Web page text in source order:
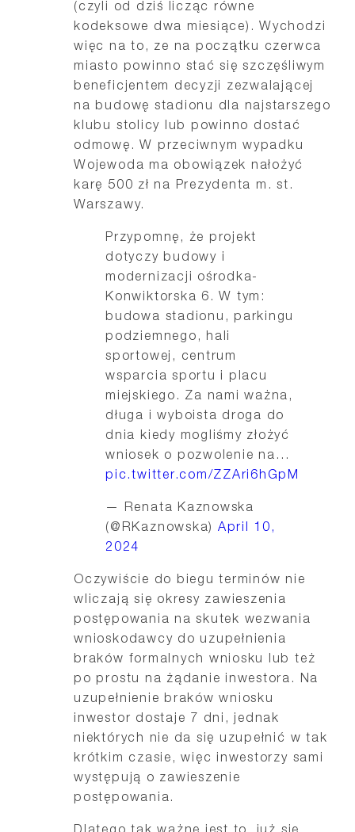
(czyli od dziś licząc równe
kodeksowe dwa miesiące). Wychodzi
więc na to, ze na początku czerwca
miasto powinno stać się szczęśliwym
beneficjentem decyzji zezwalającej
na budowę stadionu dla najstarszego
klubu stolicy lub powinno dostać
odmowę. W przeciwnym wypadku
Wojewoda ma obowiązek nałożyć
karę 500 zł na Prezydenta m. st.
Warszawy.
Przypomnę, że projekt
dotyczy budowy i
modernizacji ośrodka-
Konwiktorska 6. W tym:
budowa stadionu, parkingu
podziemnego, hali
sportowej, centrum
wsparcia sportu i placu
miejskiego. Za nami ważna,
długa i wyboista droga do
dnia kiedy mogliśmy złożyć
wniosek o pozwolenie na…
pic.twitter.com/ZZAri6hGpM
— Renata Kaznowska
(@RKaznowska) April 10,
2024
Oczywiście do biegu terminów nie
wliczają się okresy zawieszenia
postępowania na skutek wezwania
wnioskodawcy do uzupełnienia
braków formalnych wniosku lub też
po prostu na żądanie inwestora. Na
uzupełnienie braków wniosku
inwestor dostaje 7 dni, jednak
niektórych nie da się uzupełnić w tak
krótkim czasie, więc inwestorzy sami
występują o zawieszenie
postępowania.